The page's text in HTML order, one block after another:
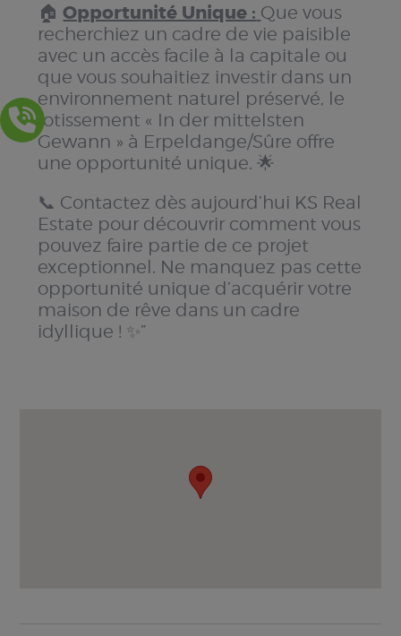
🏠Opportunité Unique : Que vous
recherchiez un cadre de vie paisible
avec un accès facile à la capitale ou
que vous souhaitiez investir dans un
environnement naturel préservé, le
lotissement « In der mittelsten
Gewann » à Erpeldange/Sûre offre
une opportunité unique. 🌟
📞 Contactez dès aujourd’hui KS Real
Estate pour découvrir comment vous
pouvez faire partie de ce projet
exceptionnel. Ne manquez pas cette
opportunité unique d’acquérir votre
maison de rêve dans un cadre
idyllique ! ✨”